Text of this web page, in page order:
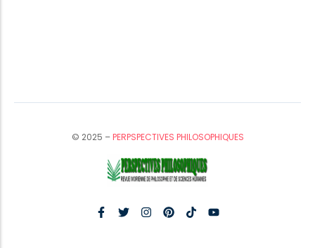
© 2025 –PERPSPECTIVES PHILOSOPHIQUES